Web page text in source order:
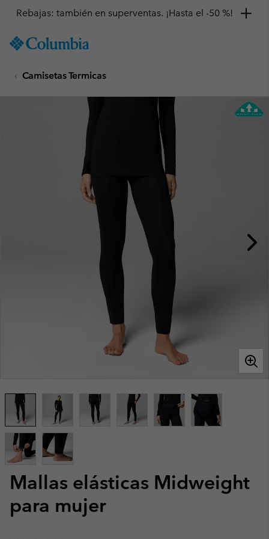
TO
SKIP
Rebajas: también en superventas. ¡Hasta el -50 %!
Camisetas Termicas
Mallas elásticas Midweight
para mujer